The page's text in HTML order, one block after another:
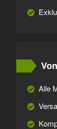
Alle